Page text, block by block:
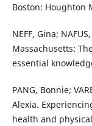
Boston: Houghton
NEFF, Gina;
Massachusetts:
essential
PANG, Bonnie;
Alexia.
health and